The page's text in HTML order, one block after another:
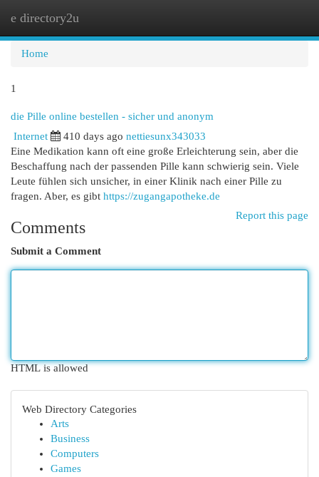
e directory2u
Home
1
die Pille online bestellen - sicher und anonym
Internet 410 days ago nettiesunx343033
Eine Medikation kann oft eine große Erleichterung sein, aber die
Beschaffung nach der passenden Pille kann schwierig sein. Viele
Leute fühlen sich unsicher, in einer Klinik nach einer Pille zu
fragen. Aber, es gibt https://zugangapotheke.de
Report this page
Comments
Submit a Comment
HTML is allowed
Web Directory Categories
Arts
Business
Computers
Games